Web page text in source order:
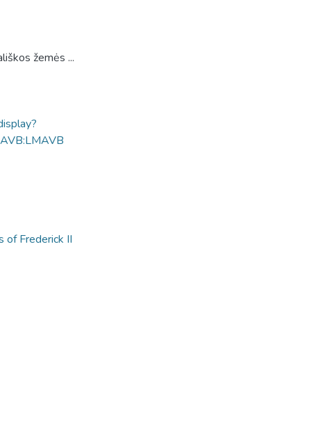
žemės ...
of Frederick II